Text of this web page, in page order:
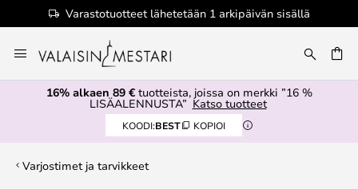
Varastotuotteet lähetetään 1 arkipäivän sisällä
to
Content
16% alkaen 89 €tuotteista, joissa on merkki ”16 %
LISÄALENNUSTA” Katso tuotteet
KOODI:BEST KOPIOI
Varjostimet ja tarvikkeet